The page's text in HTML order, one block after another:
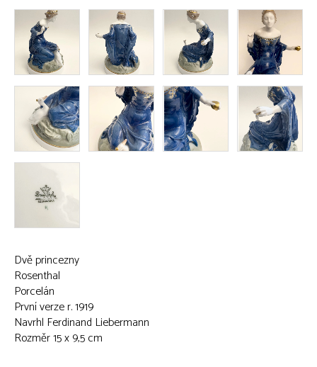
Dvě princezny
Rosenthal
Porcelán
První verze r. 1919
Navrhl Ferdinand Liebermann
Rozměr 15 x 9,5 cm